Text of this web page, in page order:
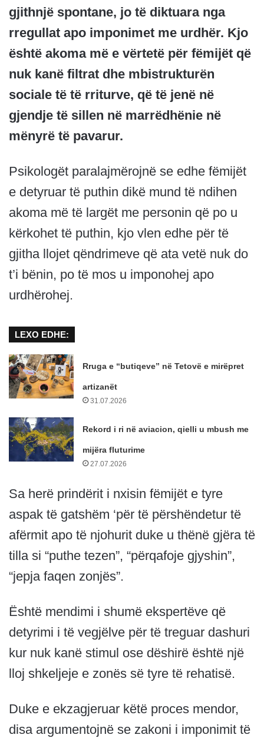
gjithnjë spontane, jo të diktuara nga
rregullat apo imponimet me urdhër. Kjo
është akoma më e vërtetë për fëmijët që
nuk kanë filtrat dhe mbistrukturën
sociale të të rriturve, që të jenë në
gjendje të sillen në marrëdhënie në
mënyrë të pavarur.
Psikologët paralajmërojnë se edhe fëmijët
e detyruar të puthin dikë mund të ndihen
akoma më të largët me personin që po u
kërkohet të puthin, kjo vlen edhe për të
gjitha llojet qëndrimeve që ata vetë nuk do
t’i bënin, po të mos u imponohej apo
urdhërohej.
LEXO EDHE:
Rruga e “butiqeve” në Tetovë e mirëpret
artizanët
31.07.2026
Rekord i ri në aviacion, qielli u mbush me
mijëra fluturime
27.07.2026
Sa herë prindërit i nxisin fëmijët e tyre
aspak të gatshëm ‘për të përshëndetur të
afërmit apo të njohurit duke u thënë gjëra të
tilla si “puthe tezen”, “përqafoje gjyshin”,
“jepja faqen zonjës”.
Është mendimi i shumë ekspertëve që
detyrimi i të vegjëlve për të treguar dashuri
kur nuk kanë stimul ose dëshirë është një
lloj shkeljeje e zonës së tyre të rehatisë.
Duke e ekzagjeruar këtë proces mendor,
disa argumentojnë se zakoni i imponimit të